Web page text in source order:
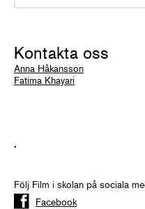
Kontakta oss
Anna Håkansson
Fatima Khayari
.
Följ Film i skolan på sociala
Facebook